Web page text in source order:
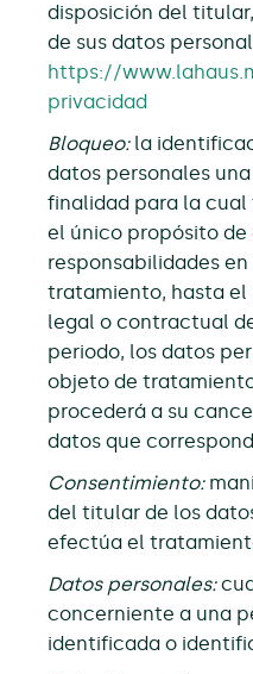
disposición del
de sus datos
https://
privacidad
Bloqueo:la
datos personales
finalidad para la cual
el único propósito
responsabilidades
tratamiento, hasta el
legal o contractual
periodo, los datos
objeto de
procederá a su
datos que
Consentimiento:
del titular de los
efectúa el
Datos personales:
concerniente a una
identificada o